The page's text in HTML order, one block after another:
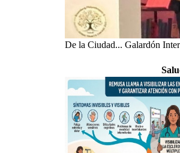
De la Ciudad... Galardón